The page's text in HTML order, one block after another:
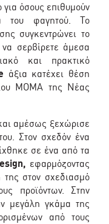
για όσους επιθυμούν
του φαγητού. Το
συγκεντρώνει το
να σερβίρετε άμεσα
και πρακτικό
άξια κατέχει θέση
MOMA της Νέας
αμέσως ξεχώρισε
Στον σχεδόν ένα
σε ένα από τα
εφαρμόζοντας
της στον σχεδιασμό
προϊόντων. Στην
μεγάλη γκάμα της
από τους